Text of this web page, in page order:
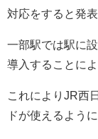
対応をすると発表
一部駅では駅に
導入することに
これによりJR西
ドが使えるよう